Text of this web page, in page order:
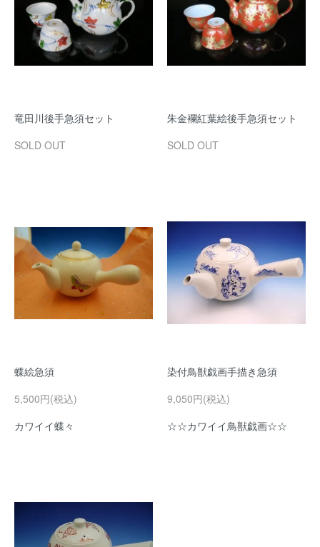
竜田川後手急須セット
SOLD OUT
朱金襴紅葉絵後手急須セット
SOLD OUT
蝶絵急須
5,500円(税込)
カワイイ蝶々
染付鳥獣戯画手描き急須
9,050円(税込)
☆☆カワイイ鳥獣戯画☆☆